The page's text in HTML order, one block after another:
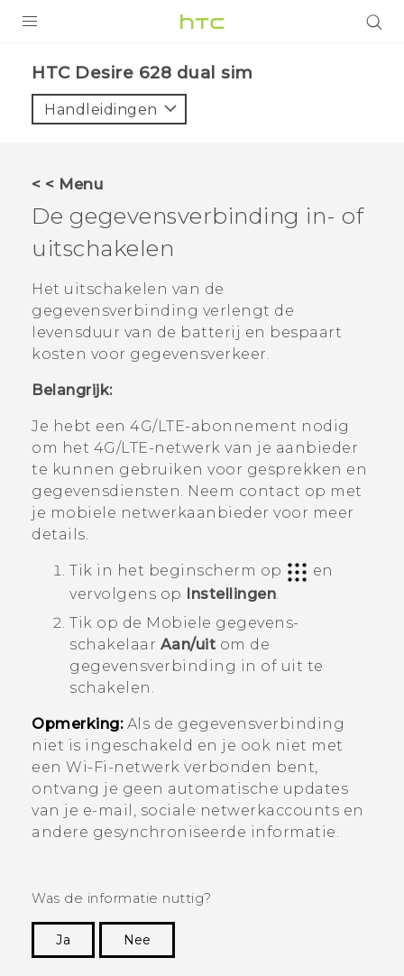
VIVE
AANBIEDINGEN
HTC Club
SUPPORT
HTC-apparaten & -accessoires
VIVERSE
Aanmelden
HTC Desire 628 dual sim‎
Handleidingen
< < Menu
De gegevensverbinding in- of
uitschakelen
Het uitschakelen van de
gegevensverbinding verlengt de
levensduur van de batterij en bespaart
kosten voor gegevensverkeer.
Belangrijk:
Je hebt een 4G/ LTE-abonnement nodig
om het 4G/LTE-netwerk van je aanbieder
te kunnen gebruiken voor gesprekken en
gegevensdiensten. Neem contact op met
je mobiele netwerkaanbieder voor meer
details.
Tik in het beginscherm op
en
vervolgens op Instellingen
Tik op de Mobiele gegevens-
schakelaar Aan/uit om de
gegevensverbinding in of uit te
schakelen.
Opmerking:Als de gegevensverbinding
niet is ingeschakeld en je ook niet met
een Wi‍-Fi -netwerk verbonden bent,
ontvang je geen automatische updates
van je e-mail, sociale netwerkaccounts en
andere gesynchroniseerde informatie.
Was de informatie nuttig?
Ja
Nee